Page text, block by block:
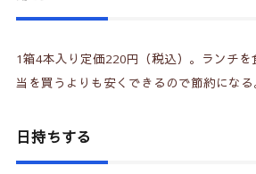
1箱4本入り定価220円（税込）。ランチ
当を買うよりも安くできるので節約になる
日持ちする